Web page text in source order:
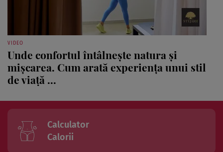
VIDEO
Unde confortul întâlnește natura și
mișcarea. Cum arată experiența unui stil
de viață ...
Calculator
Calorii